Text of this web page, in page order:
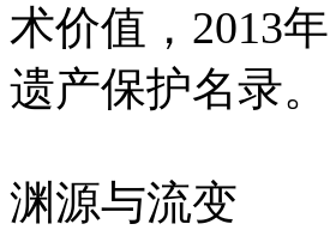
术价值，2013
遗产保护名录。
渊源与流变